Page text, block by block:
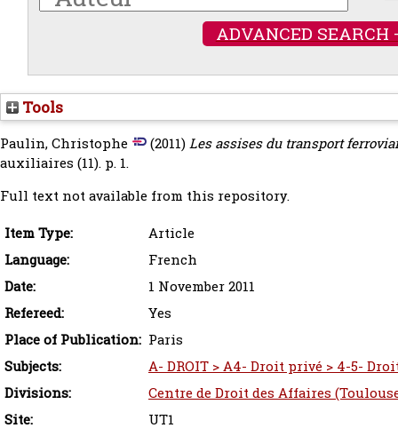
ADVANCED SEARCH
Tools
Paulin, Christophe (2011)Les assises du transport
auxiliaires (11). p. 1.
Full text not available from this repository.
Item Type:
Article
Language:
French
Date:
1 November 2011
Refereed:
Yes
Place of Publication: Paris
Subjects:
A- DROIT > A4- Droit privé > 4-5-
Divisions:
Centre de Droit des Affaires
Site:
UT1